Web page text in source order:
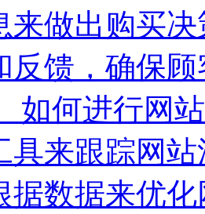
来做出购买
反馈，确保
如何进行网
具来跟踪网
据数据来优